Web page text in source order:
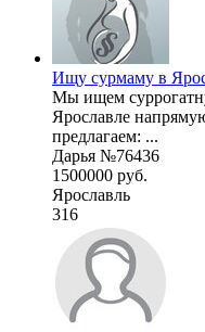
Ищу сурмаму в
Мы ищем
Ярославле
предлагаем: ...
Дарья №76436
1500000 руб.
Ярославль
316